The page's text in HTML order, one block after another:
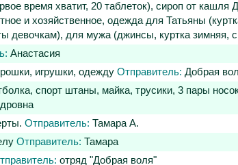
время хватит, 20 таблеток), сироп от
и хозяйственное, одежда для Татьяны
девочкам), для мужа (джинсы, куртка зимняя,
Анастасия
игрушки, одежду Отправитель: Добрая
спорт штаны, майка, трусики, 3 пары
Отправитель: Тамара А.
Отправитель: Тамара
отряд "Добрая воля"